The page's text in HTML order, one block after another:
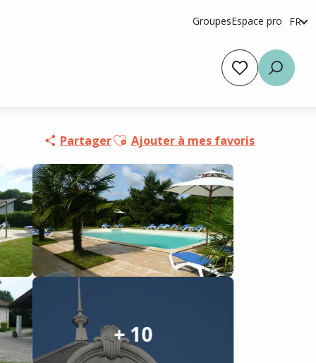
GroupesEspace pro FR
es
PartagerAjouter aux favoris
Ajouter à mes favoris
+ 10